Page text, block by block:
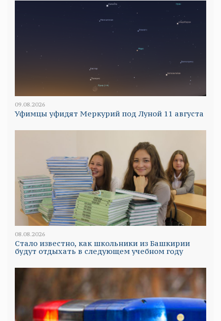
09.08.2026
Уфимцы уфидят Меркурий под Луной 11 августа
08.08.2026
Стало известно, как школьники из Башкирии
будут отдыхать в следующем учебном году